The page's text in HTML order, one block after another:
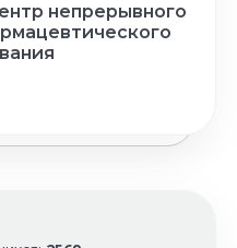
непрерывного